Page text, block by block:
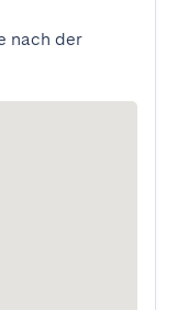
nach der